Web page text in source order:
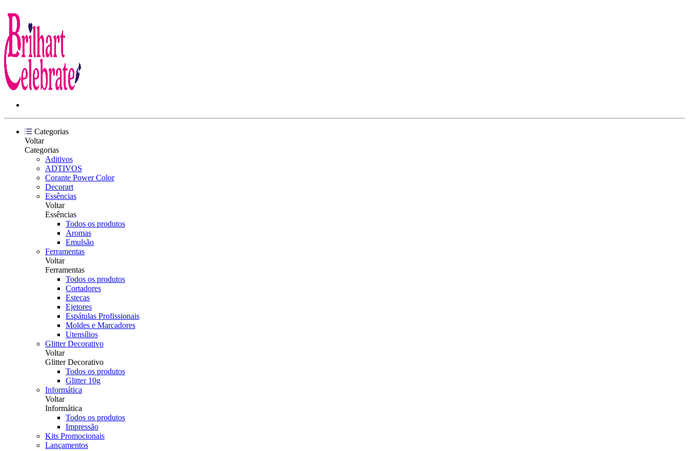
Categorias
Voltar
Categorias
Aditivos
ADTIVOS
Corante Power Color
Decorart
Essências
Voltar
Essências
Todos os produtos
Aromas
Emulsão
Ferramentas
Voltar
Ferramentas
Todos os produtos
Cortadores
Estecas
Ejetores
Espátulas Profissionais
Moldes e Marcadores
Utensílios
Glitter Decorativo
Voltar
Glitter Decorativo
Todos os produtos
Glitter 10g
Informática
Voltar
Informática
Todos os produtos
Impressão
Kits Promocionais
Lançamentos